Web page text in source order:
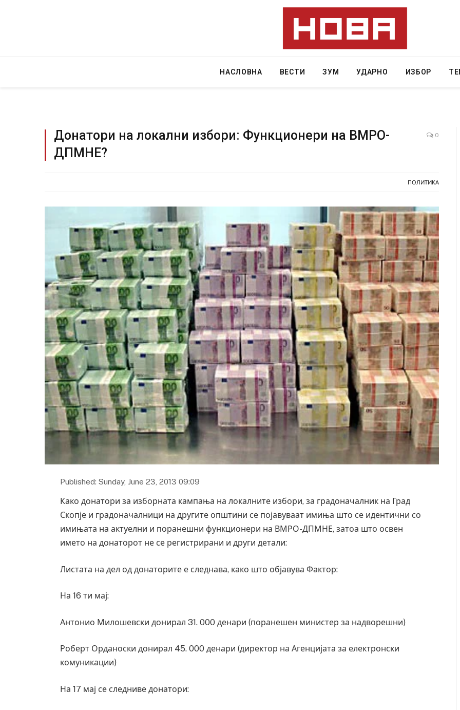
НАСЛОВНА ВЕСТИ ЗУМ УДАРНО ИЗБОР
Донатори на локални избори: Функционери на ВМРО-
ДПМНЕ?
0
ПОЛИТИКА
Published: Sunday, June 23, 2013 09:09
Како донатори за изборната кампања на локалните избори, за градоначалник на Град
Скопје и градоначалници на другите општини се појавуваат имиња што се идентични со
имињата на актуелни и поранешни функционери на ВМРО-ДПМНЕ, затоа што освен
името на донаторот не се регистрирани и други детали:
Листата на дел од донаторите е следнава, како што објавува Фактор:
На 16 ти мај:
Антонио Милошевски донирал 31. 000 денари (поранешен министер за надворешни)
Роберт Орданоски донирал 45. 000 денари (директор на Агенцијата за електронски
комуникации)
На 17 мај се следниве донатори:
Уште двајца починаа од повредите во ресторан